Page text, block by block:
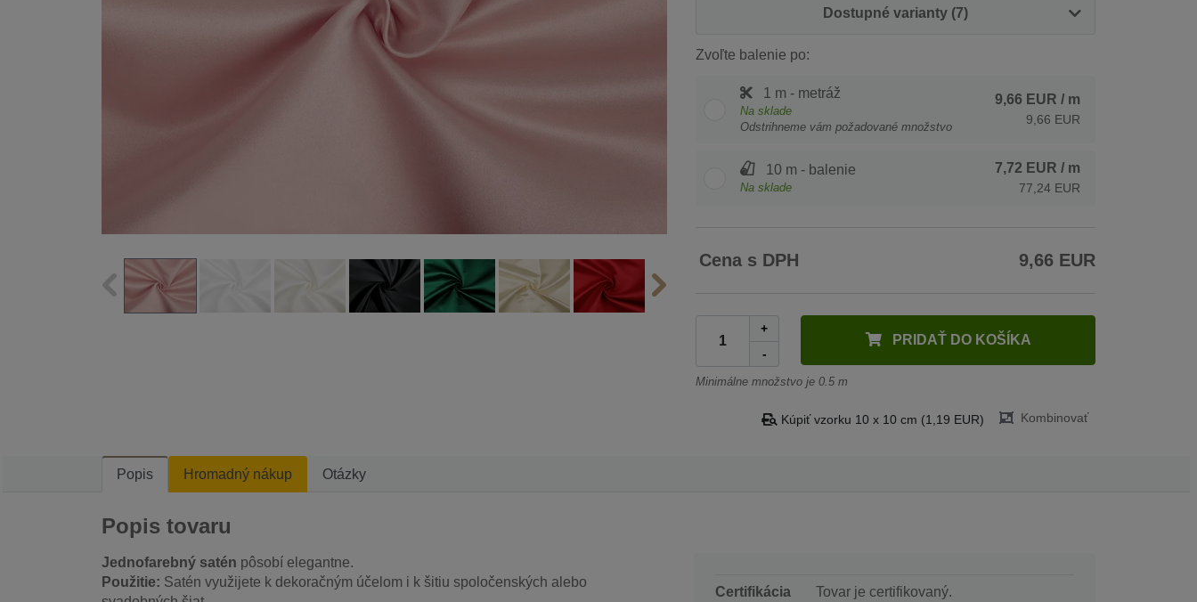
Dostupné varianty (7)
Zvoľte balenie po:
1 m - metráž
Na sklade
Odstrihneme vám požadované množstvo
9,66 EUR / m
9,66 EUR
10 m - balenie
Na sklade
7,72 EUR / m
77,24 EUR
Cena s DPH 9,66 EUR
+
-
PRIDAŤ DO KOŠÍKA
Minimálne množstvo je 0.5 m
Kúpiť vzorku 10 x 10 cm (1,19 EUR) Kombinovať
Popis Hromadný nákup Otázky
Popis tovaru
Jednofarebný satén pôsobí elegantne.
Použitie: Satén využijete k dekoračným účelom i k šitiu spoločenských alebo
Certifikácia Tovar je certifikovaný.